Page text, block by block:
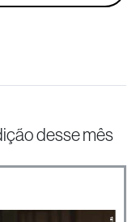
desse mês